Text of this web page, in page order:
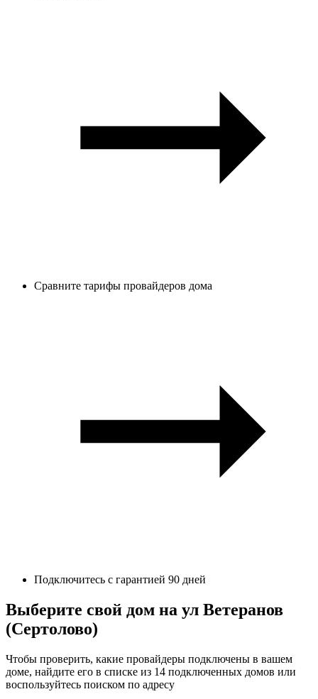
Сравните тарифы провайдеров дома
Подключитесь с гарантией 90 дней
Выберите свой дом на ул Ветеранов
(Сертолово)
Чтобы проверить, какие провайдеры подключены в вашем
доме, найдите его в списке из 14 подключенных домов или
воспользуйтесь поиском по адресу